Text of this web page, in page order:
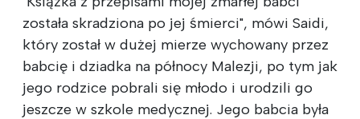
została skradziona po jej śmierci", mówi Saidi,
który został w dużej mierze wychowany przez
babcię i dziadka na północy Malezji, po tym jak
jego rodzice pobrali się młodo i urodzili go
jeszcze w szkole medycznej. Jego babcia była